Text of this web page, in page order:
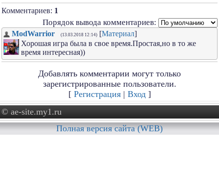
Комментариев: 1
Порядок вывода комментариев:
ModWarrior (13.03.2018 12:14) [Материал]
Хорошая игра была в свое время.Простая,но в то же
время интересная))
Добавлять комментарии могут только
зарегистрированные пользователи.
[ Регистрация| Вход]
© ae-site.my1.ru
Полная версия сайта (WEB)